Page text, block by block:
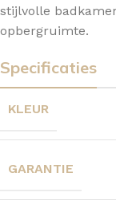
stijlvolle
opbergruimte.
Specificaties
KLEUR
GARANTIE